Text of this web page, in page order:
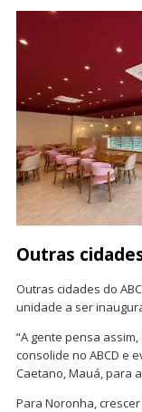
Outras
Outras cidades do
unidade a ser
“A gente pensa
consolide no ABCD e
Caetano, Mauá, para
Para Noronha,